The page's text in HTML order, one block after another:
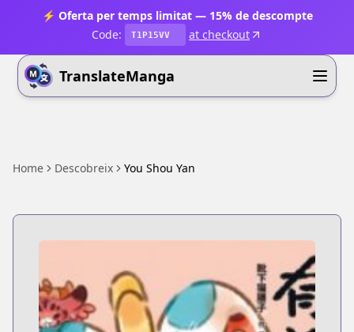
⚡ Oferta per temps limitat — 15% de descompte
Code:
T1P15VV at checkout
TranslateManga
Home Descobreix You Shou Yan